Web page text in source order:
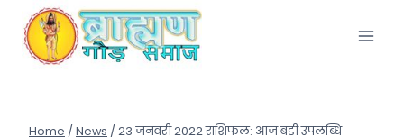
content
Home / News / 23 जनवरी 2022 राशिफल: आज बड़ी उपलब्धि